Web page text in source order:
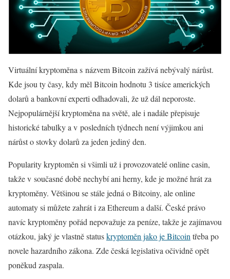
Virtuální kryptoměna s názvem Bitcoin zažívá nebývalý nárůst.
Kde jsou ty časy, kdy měl Bitcoin hodnotu 3 tisíce amerických
dolarů a bankovní experti odhadovali, že už dál neporoste.
Nejpopulárnější kryptoměna na světě, ale i nadále přepisuje
historické tabulky a v posledních týdnech není výjimkou ani
nárůst o stovky dolarů za jeden jediný den.
Popularity kryptoměn si všimli už i provozovatelé online casin,
takže v současné době nechybí ani herny, kde je možné hrát za
kryptoměny. Většinou se stále jedná o Bitcoiny, ale online
automaty si můžete zahrát i za Ethereum a další. České právo
navíc kryptoměny pořád nepovažuje za peníze, takže je zajímavou
otázkou, jaký je vlastně statuskryptoměn jako je Bitcointřeba po
novele hazardního zákona. Zde česká legislativa očividně opět
poněkud zaspala.